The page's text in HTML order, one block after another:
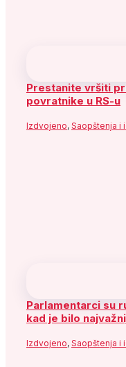
Prestanite vršiti
povratnike u RS-u
Izdvojeno, Saopštenja i
Parlamentarci su
kad je bilo
Izdvojeno, Saopštenja i